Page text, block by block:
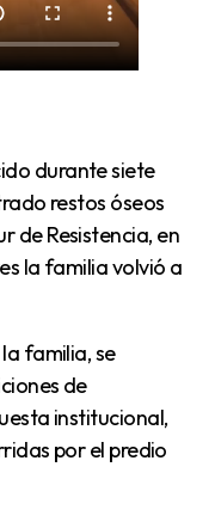
restos óseos
de Resistencia, en
la familia volvió a
de
institucional,
por el predio